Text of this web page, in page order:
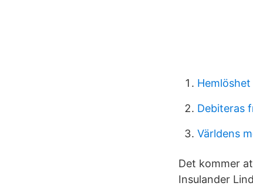
Debiteras
Världens
Det kommer
Insulander